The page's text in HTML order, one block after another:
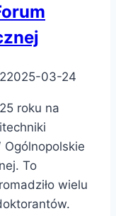
2025-03-24
roku na
Ogólnopolskie
To
wielu